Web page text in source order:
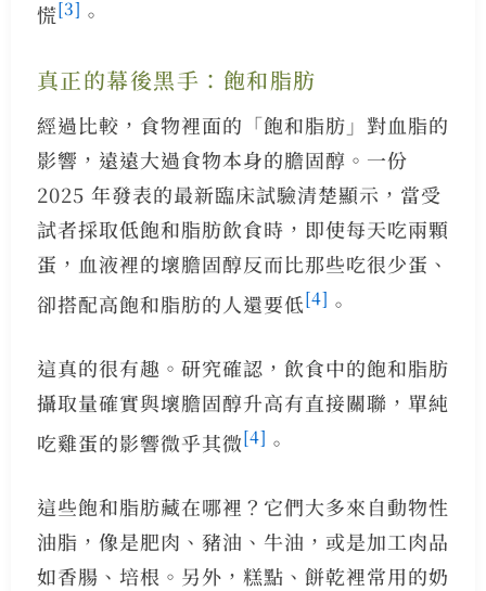
慌[3] 。
真正的幕後黑手：飽和脂肪
經過比較，食物裡面的「飽和脂肪」對血脂的
影響，遠遠大過食物本身的膽固醇。一份
2025 年發表的最新臨床試驗清楚顯示，當受
試者採取低飽和脂肪飲食時，即使每天吃兩顆
蛋，血液裡的壞膽固醇反而比那些吃很少蛋、
卻搭配高飽和脂肪的人還要低[4] 。
這真的很有趣。研究確認，飲食中的飽和脂肪
攝取量確實與壞膽固醇升高有直接關聯，單純
吃雞蛋的影響微乎其微[4] 。
這些飽和脂肪藏在哪裡？它們大多來自動物性
油脂，像是肥肉、豬油、牛油，或是加工肉品
如香腸、培根。另外，糕點、餅乾裡常用的奶